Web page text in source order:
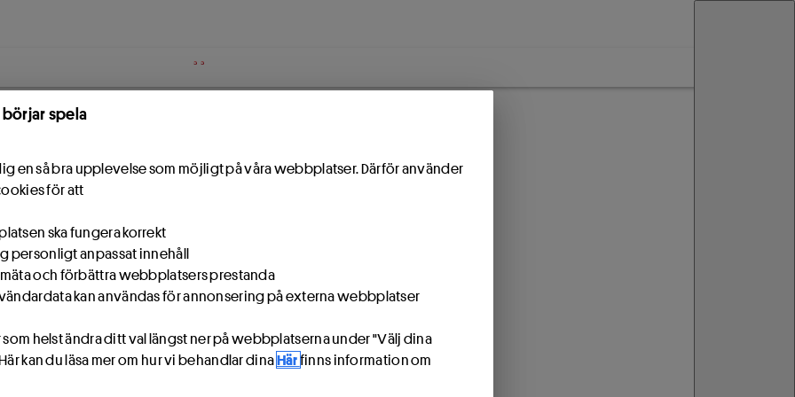
spela
en så bra upplevelse som möjligt på våra webbplatser. Därför använder
för att
ska fungera korrekt
personligt anpassat innehåll
och förbättra webbplatsers prestanda
kan användas för annonsering på externa webbplatser
som helst ändra ditt val längst ner på webbplatserna under "Välj dina
kan du läsa mer om hur vi behandlar dinaHär finns information om